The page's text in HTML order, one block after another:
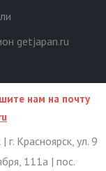
getjapan.ru
нам на почту
г. Красноярск, ул. 9
111а | пос.